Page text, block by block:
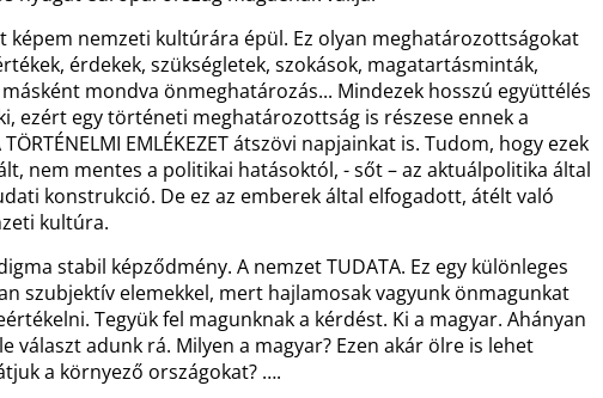
képem nemzeti kultúrára épül. Ez olyan meghatározottságokat
érdekek, szükségletek, szokások, magatartásminták,
mondva önmeghatározás... Mindezek hosszú együttélés
ezért egy történeti meghatározottság is részese ennek a
EMLÉKEZET átszövi napjainkat is. Tudom, hogy ezek
nem mentes a politikai hatásoktól, - sőt – az aktuálpolitika által
konstrukció. De ez az emberek által elfogadott, átélt való
kultúra.
stabil képződmény. A nemzet TUDATA. Ez egy különleges
szubjektív elemekkel, mert hajlamosak vagyunk önmagunkat
Tegyük fel magunknak a kérdést. Ki a magyar. Ahányan
választ adunk rá. Milyen a magyar? Ezen akár ölre is lehet
a környező országokat? ….